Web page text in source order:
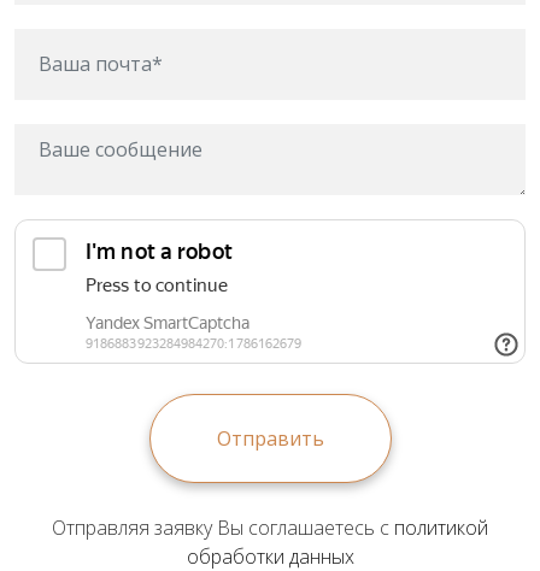
Отправить
Отправляя заявку Вы соглашаетесь с политикой
обработки данных